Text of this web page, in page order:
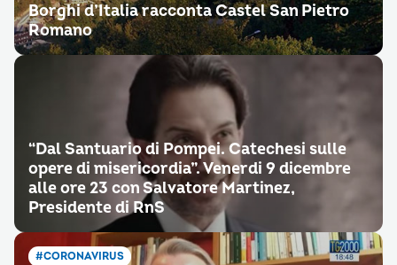
Borghi d’Italia racconta Castel San Pietro
Romano
“Dal Santuario di Pompei. Catechesi sulle
opere di misericordia”. Venerdi 9 dicembre
alle ore 23 con Salvatore Martinez,
Presidente di RnS
#CORONAVIRUS